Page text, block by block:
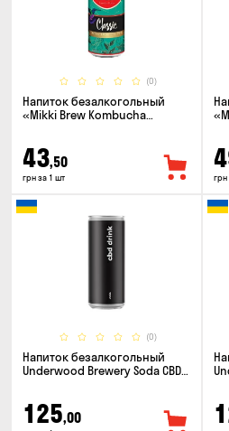
(0)
Напиток безалкогольный
«Mikki Brew Kombucha
43,50
грн за 1 шт грн
(0)
Напиток безалкогольный
Underwood Brewery Soda CBD
125,00